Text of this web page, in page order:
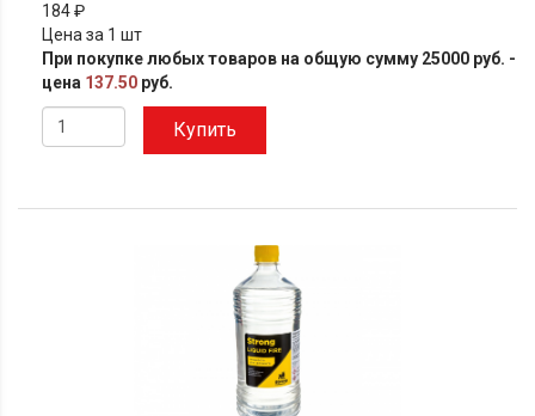
184 ₽
Цена за 1 шт
При покупке любых товаров на общую сумму 25000 руб. -
цена 137.50 руб.
Купить